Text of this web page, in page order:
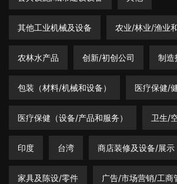
其他工业机械及设备 农业/林业/渔业
农林水产品 创新/初创公司 制造
包装（材料/机械和设备） 医疗保健/
医疗保健（设备/产品和服务） 卫生/
印度 台湾 商店装修及设备/展示
家具及陈设/零件 广告/市场营销/工商